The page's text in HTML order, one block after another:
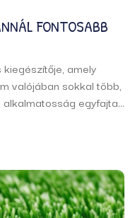
FONTOSABB
amely
valójában sokkal több,
alkalmatosság egyfajta
és a családi
pillantásra
rájövünk,